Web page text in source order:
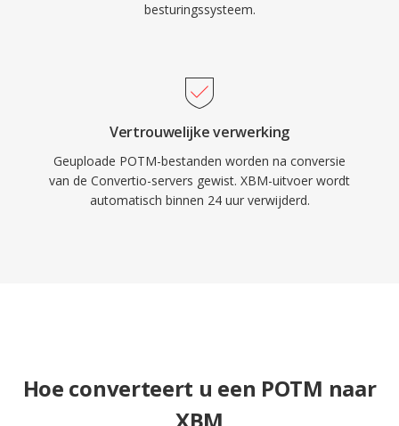
besturingssysteem.
Vertrouwelijke verwerking
Geuploade POTM-bestanden worden na conversie
van de Convertio-servers gewist. XBM-uitvoer wordt
automatisch binnen 24 uur verwijderd.
Hoe converteert u een POTM naar